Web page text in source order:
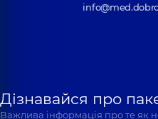
Дізнавайся про
Важлива інформація про те як